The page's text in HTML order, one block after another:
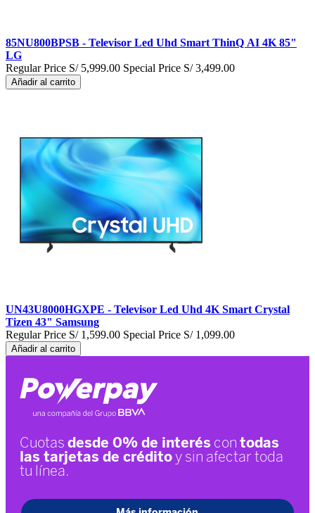
85NU800BPSB - Televisor Led Uhd Smart ThinQ AI 4K 85"
LG
Regular Price S/ 5,999.00 Special Price S/ 3,499.00
Añadir al carrito
UN43U8000HGXPE - Televisor Led Uhd 4K Smart Crystal
Tizen 43" Samsung
Regular Price S/ 1,599.00 Special Price S/ 1,099.00
Añadir al carrito